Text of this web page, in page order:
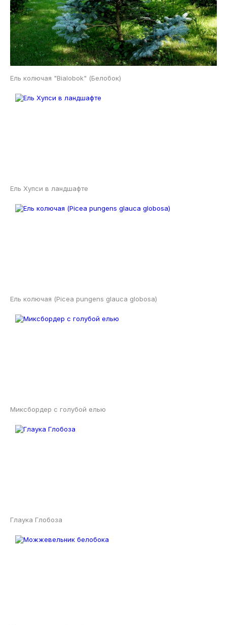
Ель колючая "Bialobok" (Белобок)
Ель Хупси в ландшафте
Ель колючая (Picea pungens glauca globosa)
Миксбордер с голубой елью
Глаука Глобоза